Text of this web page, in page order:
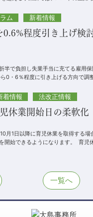
ム 新着情報
0.6%程度引き上げ
半で負担し失業手当に充てる雇用
0・6％程度に引き上げる方向で調
着情報 法改正情報
休業開始日の柔軟化
月1日以降に育児休業を取得する場
開始できるようになります。 育児
一覧へ